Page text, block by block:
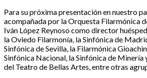
Para su próxima presentación en nuestro
acompañada por la Orquesta Filarmónica
Iván López Reynoso como director
la Oviedo Filarmonía, la Sinfónica de
Sinfónica de Sevilla, la Filarmónica
Sinfónica Nacional, la Sinfónica de Minería
del Teatro de Bellas Artes, entre otras